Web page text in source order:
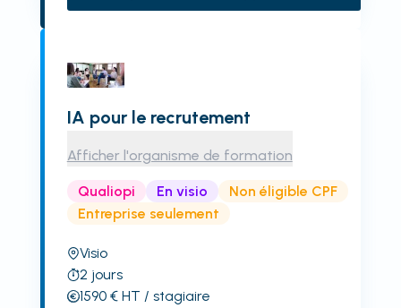
IA pour le recrutement
Afficher l'organisme de formation
Qualiopi En visio
Non éligible CPF
Entreprise seulement
Visio
2 jours
1590€ HT / stagiaire